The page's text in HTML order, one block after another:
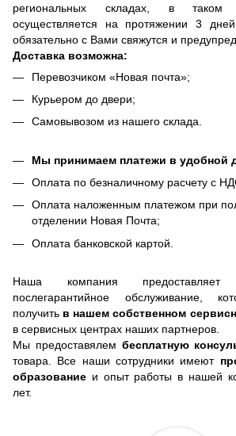
региональных складах, в таком
осуществляется на протяжении 3
обязательно с Вами свяжутся и
Доставка возможна:
Перевозчиком «Новая почта»;
Курьером до двери;
Самовывозом из нашего склада.
Мы принимаем платежи в удобной
Оплата по безналичному расчету с
Оплата наложенным платежом при
отделении Новая Почта;
Оплата банковской картой.
Наша компания
послегарантийное обслуживание,
получить в нашем собственном
в сервисных центрах наших партнеров.
Мы предоставялем бесплатную
товара. Все наши сотрудники имеют
образование и опыт работы в нашей
лет.